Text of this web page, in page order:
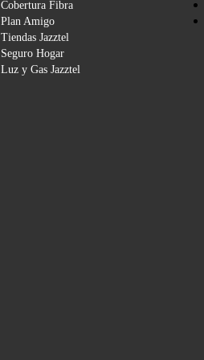
Cobertura Fibra
Plan Amigo
Tiendas Jazztel
Seguro Hogar
Luz y Gas Jazztel